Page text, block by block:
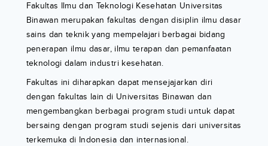
Fakultas Ilmu dan Teknologi Kesehatan Universitas
Binawan merupakan fakultas dengan disiplin ilmu dasar
sains dan teknik yang mempelajari berbagai bidang
penerapan ilmu dasar, ilmu terapan dan pemanfaatan
teknologi dalam industri kesehatan.
Fakultas ini diharapkan dapat mensejajarkan diri
dengan fakultas lain di Universitas Binawan dan
mengembangkan berbagai program studi untuk dapat
bersaing dengan program studi sejenis dari universitas
terkemuka di Indonesia dan internasional.